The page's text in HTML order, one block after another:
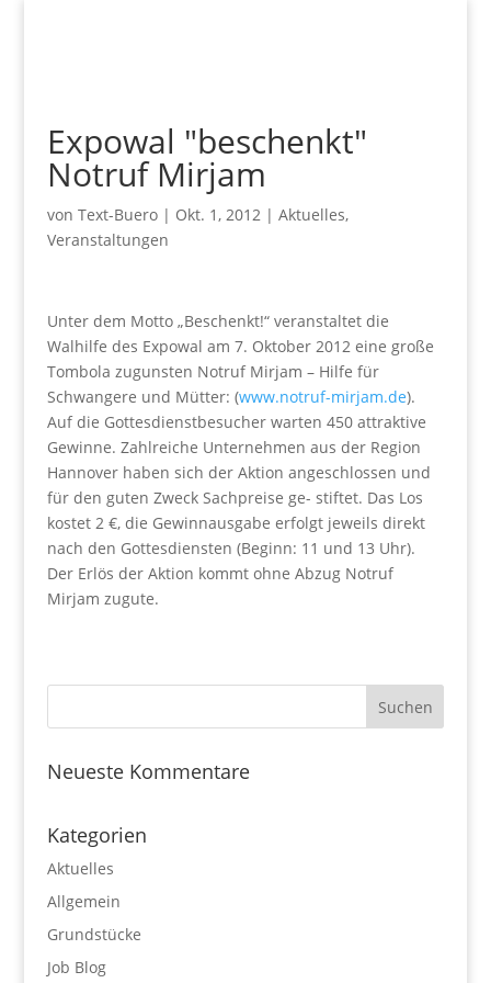
Expowal "beschenkt"
Notruf Mirjam
von Text-Buero| Okt. 1, 2012| Aktuelles,
Veranstaltungen
Unter dem Motto „Beschenkt!“ veranstaltet die
Walhilfe des Expowal am 7. Oktober 2012 eine große
Tombola zugunsten Notruf Mirjam – Hilfe für
Schwangere und Mütter: (www.notruf-mirjam.de).
Auf die Gottesdienstbesucher warten 450 attraktive
Gewinne. Zahlreiche Unternehmen aus der Region
Hannover haben sich der Aktion angeschlossen und
für den guten Zweck Sachpreise ge- stiftet. Das Los
kostet 2 €, die Gewinnausgabe erfolgt jeweils direkt
nach den Gottesdiensten (Beginn: 11 und 13 Uhr).
Der Erlös der Aktion kommt ohne Abzug Notruf
Mirjam zugute.
Neueste Kommentare
Kategorien
Aktuelles
Allgemein
Grundstücke
Job Blog